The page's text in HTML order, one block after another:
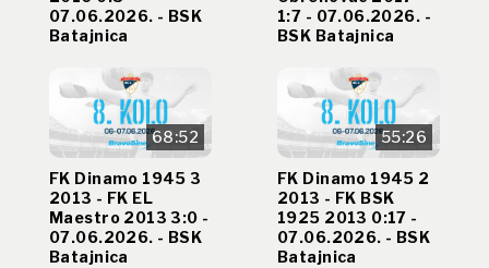
07.06.2026. - BSK
Batajnica
1:7 - 07.06.2026. -
BSK Batajnica
68:52
FK Dinamo 1945 3
2013 - FK EL
Maestro 2013 3:0 -
07.06.2026. - BSK
Batajnica
55:26
FK Dinamo 1945 2
2013 - FK BSK
1925 2013 0:17 -
07.06.2026. - BSK
Batajnica